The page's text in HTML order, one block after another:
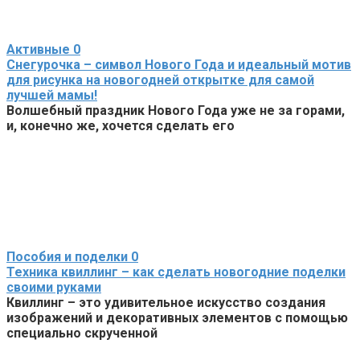
Активные 0
Снегурочка – символ Нового Года и идеальный мотив
для рисунка на новогодней открытке для самой
лучшей мамы!
Волшебный праздник Нового Года уже не за горами,
и, конечно же, хочется сделать его
Пособия и поделки 0
Техника квиллинг – как сделать новогодние поделки
своими руками
Квиллинг – это удивительное искусство создания
изображений и декоративных элементов с помощью
специально скрученной